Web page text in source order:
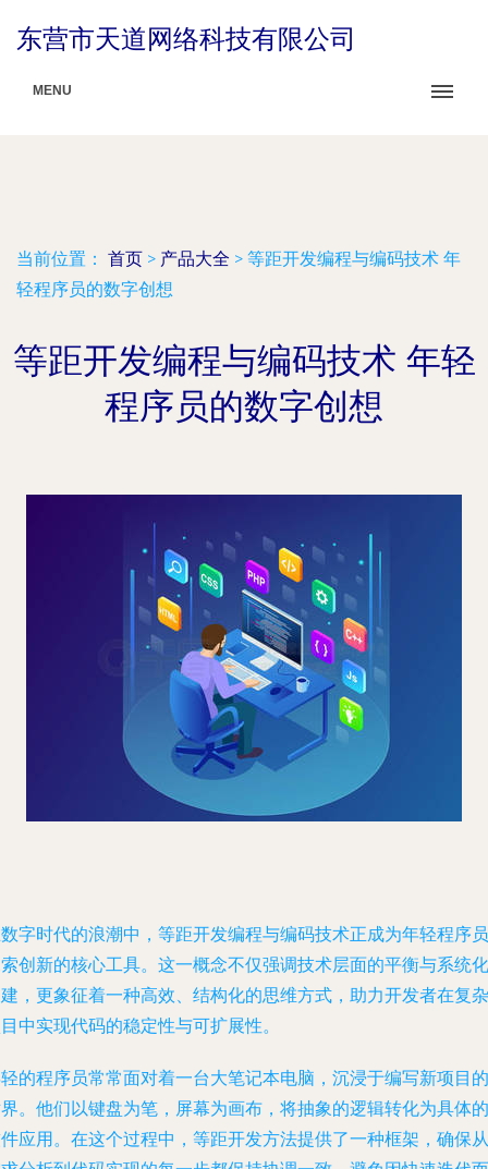
东营市天道网络科技有限公司
MENU
当前位置： 首页 > 产品大全 > 等距开发编程与编码技术 年
轻程序员的数字创想
等距开发编程与编码技术 年轻
程序员的数字创想
字时代的浪潮中，等距开发编程与编码技术正成为年轻程序员
创新的核心工具。这一概念不仅强调技术层面的平衡与系统化
，更象征着一种高效、结构化的思维方式，助力开发者在复杂
中实现代码的稳定性与可扩展性。
的程序员常常面对着一台大笔记本电脑，沉浸于编写新项目的
。他们以键盘为笔，屏幕为画布，将抽象的逻辑转化为具体的
应用。在这个过程中，等距开发方法提供了一种框架，确保从